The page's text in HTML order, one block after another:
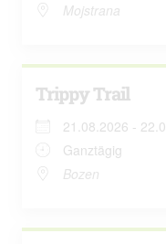
Mojstrana
Trippy Trail
21.08.2026 -
Ganztägig
Bozen